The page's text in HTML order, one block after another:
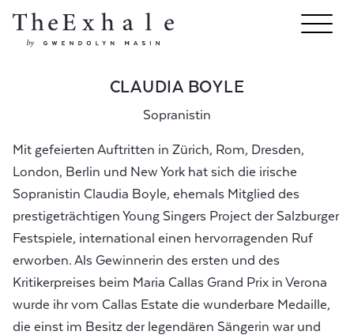
CLAUDIA BOYLE
Sopranistin
Mit gefeierten Auftritten in Zürich, Rom, Dresden,
London, Berlin und New York hat sich die irische
Sopranistin Claudia Boyle, ehemals Mitglied des
prestigeträchtigen Young Singers Project der Salzburger
Festspiele, international einen hervorragenden Ruf
erworben. Als Gewinnerin des ersten und des
Kritikerpreises beim Maria Callas Grand Prix in Verona
wurde ihr vom Callas Estate die wunderbare Medaille,
die einst im Besitz der legendären Sängerin war und